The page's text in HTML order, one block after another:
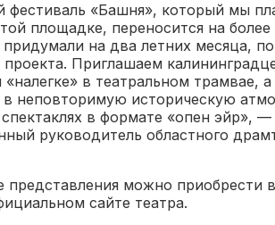
фестиваль «Башня», который мы
площадке, переносится на
на два летних месяца,
Приглашаем
«налегке» в театральном трамвае,
в неповторимую историческую
в формате «опен эйр», —
руководитель областного
представления можно приобрести
сайте театра.